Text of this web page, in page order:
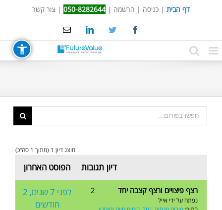
to
דף הבית | כניסה | הרשמה |
050-8282644
| צור קשר
Facebook
Twitter
LinkedIn
Email
מוצג דיון 1 (מתוך 1 סה״כ)
דיון תגובות הפוסט האחרון
רצף פיצויים ורצף קצבה יחד
נפתח על ידיאייל
2
לפני 7 שנים, 2
חודשים